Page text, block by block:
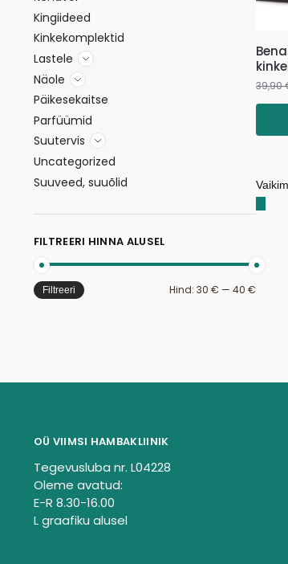
39,90
Kingiideed
Kinkekomplektid
Lastele
Näole
Päikesekaitse
Parfüümid
Suutervis
Uncategorized
Suuveed, suuõlid
FILTREERI HINNA ALUSEL
Filtreeri Hind:30 € —40 €
OÜ VIIMSI HAMBAKLIINIK
Tegevusluba nr. L04228
Oleme avatud:
E-R 8.30-16.00
L graafiku alusel